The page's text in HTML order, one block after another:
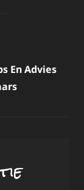
En Advies